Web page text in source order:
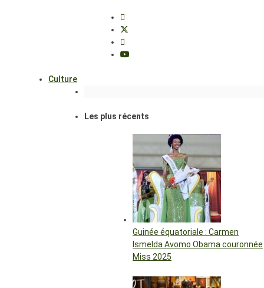
Culture
Les plus récents
Guinée équatoriale : Carmen
Ismelda Avomo Obama couronnée
Miss 2025